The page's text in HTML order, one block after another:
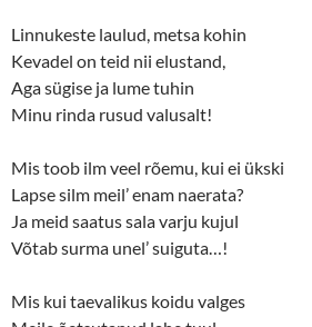
Linnukeste laulud, metsa kohin
Kevadel on teid nii elustand,
Aga sügise ja lume tuhin
Minu rinda rusud valusalt!
Mis toob ilm veel rõemu, kui ei ükski
Lapse silm meil’ enam naerata?
Ja meid saatus sala varju kujul
Võtab surma unel’ suiguta…!
Mis kui taevalikus koidu valges